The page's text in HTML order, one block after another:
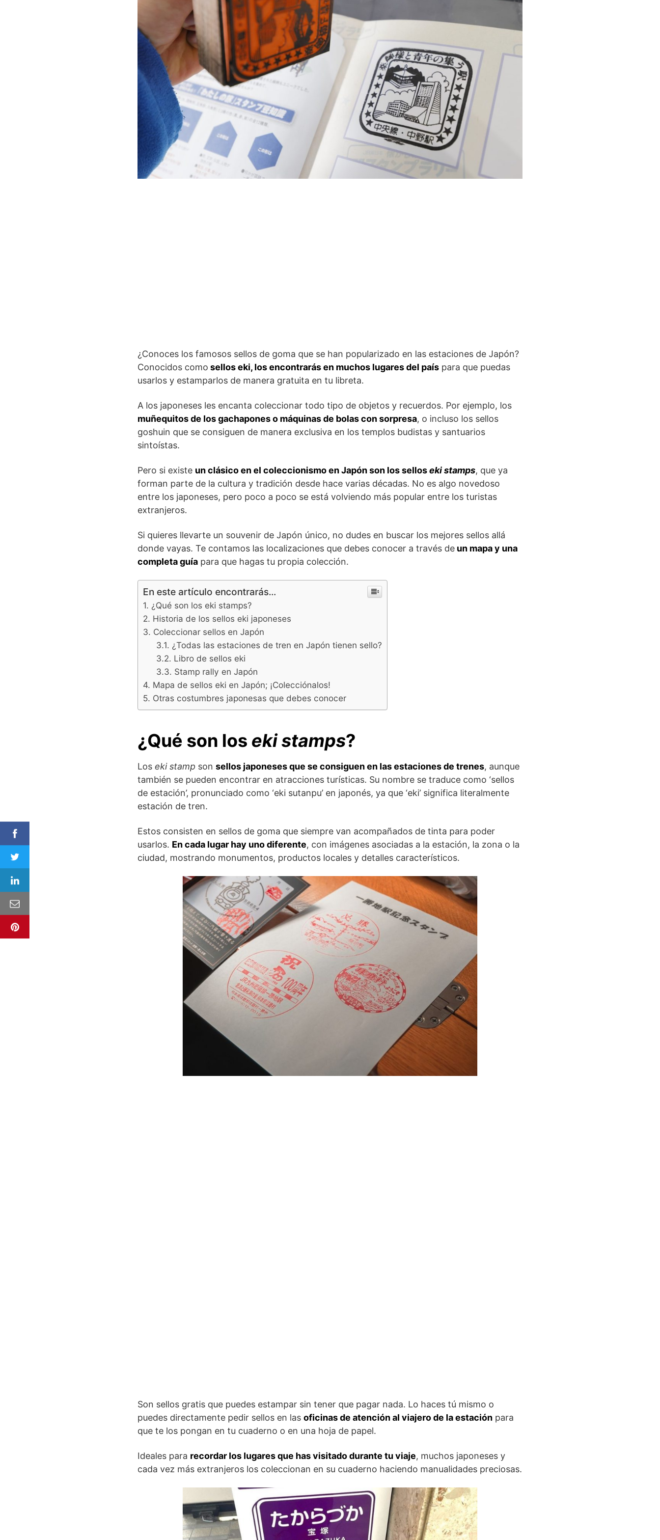
¿Conoces los famosos sellos de goma que se han popularizado en las estaciones de Japón?
Conocidos como sellos eki, los encontrarás en muchos lugares del país para que puedas
usarlos y estamparlos de manera gratuita en tu libreta.
A los japoneses les encanta coleccionar todo tipo de objetos y recuerdos. Por ejemplo, los
muñequitos de los gachapones o máquinas de bolas con sorpresa, o incluso los sellos
goshuin que se consiguen de manera exclusiva en los templos budistas y santuarios
sintoístas.
Pero si existe un clásico en el coleccionismo en Japón son los selloseki stamps, que ya
forman parte de la cultura y tradición desde hace varias décadas. No es algo novedoso
entre los japoneses, pero poco a poco se está volviendo más popular entre los turistas
extranjeros.
Si quieres llevarte un souvenir de Japón único, no dudes en buscar los mejores sellos allá
donde vayas. Te contamos las localizaciones que debes conocer a través de un mapa y una
completa guía para que hagas tu propia colección.
En este artículo encontrarás...
¿Qué son los eki stamps?
Historia de los sellos eki japoneses
Coleccionar sellos en Japón
¿Todas las estaciones de tren en Japón tienen sello?
Libro de sellos eki
Stamp rally en Japón
Mapa de sellos eki en Japón; ¡Colecciónalos!
Otras costumbres japonesas que debes conocer
¿Qué son los eki stamps?
Los eki stamp son sellos japoneses que se consiguen en las estaciones de trenes, aunque
también se pueden encontrar en atracciones turísticas. Su nombre se traduce como ‘sellos
de estación’, pronunciado como ‘eki sutanpu’ en japonés, ya que ‘eki’ significa literalmente
estación de tren.
Estos consisten en sellos de goma que siempre van acompañados de tinta para poder
usarlos. En cada lugar hay uno diferente, con imágenes asociadas a la estación, la zona o la
ciudad, mostrando monumentos, productos locales y detalles característicos.
Son sellos gratis que puedes estampar sin tener que pagar nada. Lo haces tú mismo o
puedes directamente pedir sellos en las oficinas de atención al viajero de la estación para
que te los pongan en tu cuaderno o en una hoja de papel.
Ideales para recordar los lugares que has visitado durante tu viaje, muchos japoneses y
cada vez más extranjeros los coleccionan en su cuaderno haciendo manualidades preciosas.